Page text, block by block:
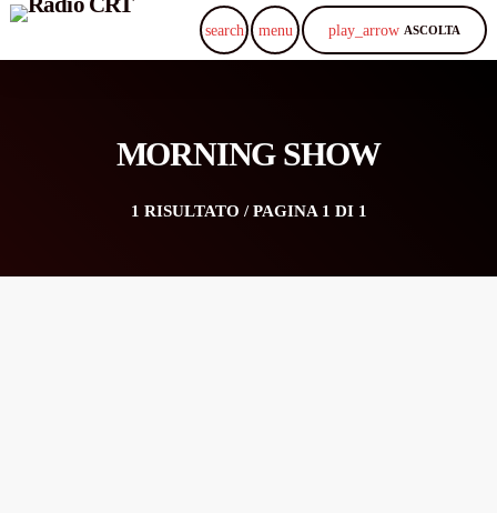
search menu play_arrow ASCOLTA
MORNING SHOW
1 RISULTATO / PAGINA 1 DI 1